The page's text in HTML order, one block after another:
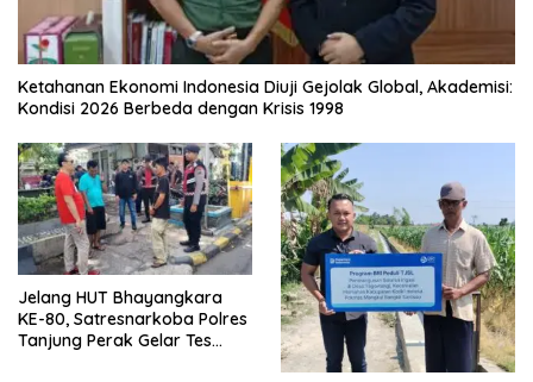
Ketahanan Ekonomi Indonesia Diuji Gejolak Global, Akademisi:
Kondisi 2026 Berbeda dengan Krisis 1998
Jelang HUT Bhayangkara
KE-80, Satresnarkoba Polres
Tanjung Perak Gelar Tes